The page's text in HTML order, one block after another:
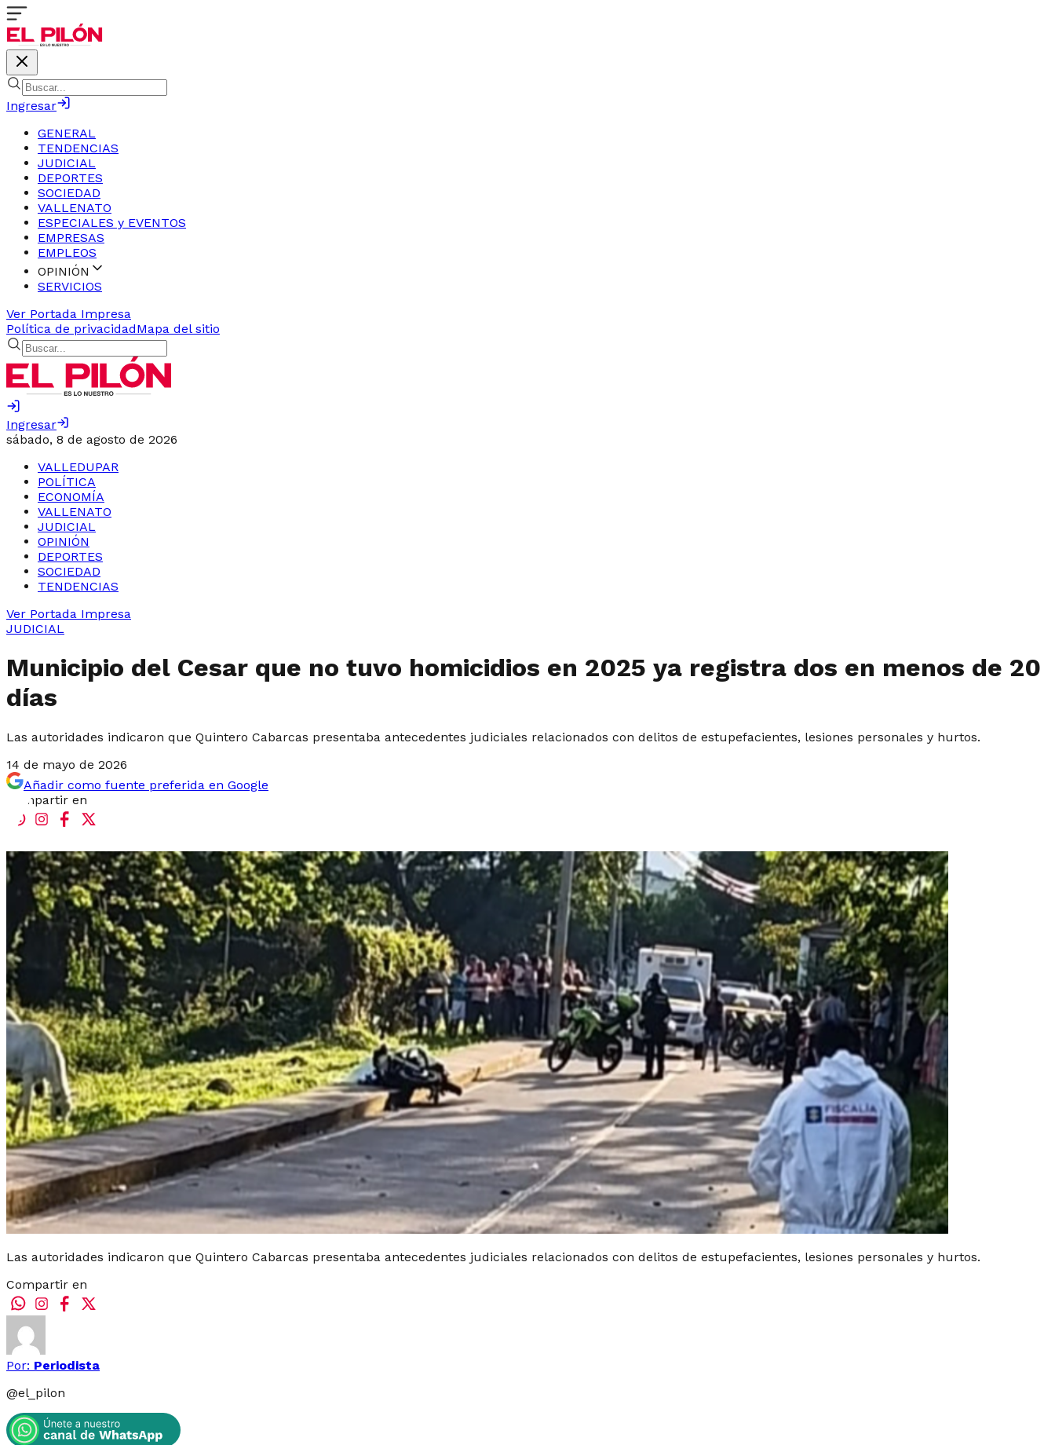
Ingresar
GENERAL
TENDENCIAS
JUDICIAL
DEPORTES
SOCIEDAD
VALLENATO
ESPECIALES y EVENTOS
EMPRESAS
EMPLEOS
OPINIÓN
SERVICIOS
Ver Portada Impresa
Política de privacidadMapa del sitio
Ingresar
sábado, 8 de agosto de 2026
VALLEDUPAR
POLÍTICA
ECONOMÍA
VALLENATO
JUDICIAL
OPINIÓN
DEPORTES
SOCIEDAD
TENDENCIAS
Ver Portada Impresa
JUDICIAL
Municipio del Cesar que no tuvo homicidios en 2025 ya registra dos en menos de 20
días
Las autoridades indicaron que Quintero Cabarcas presentaba antecedentes judiciales relacionados con delitos de estupefacientes, lesiones personales y hurtos.
14 de mayo de 2026
Añadir como fuente preferida en Google
Compartir en
Las autoridades indicaron que Quintero Cabarcas presentaba antecedentes judiciales relacionados con delitos de estupefacientes, lesiones personales y hurtos.
Compartir en
Por: Periodista
@el_pilon